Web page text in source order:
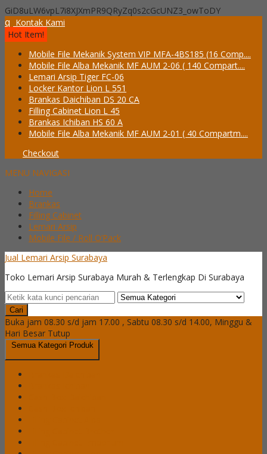
GiD8uLW6vpL7i8XJXmPR9QRyZq0s2cGcUNZ3_owToDY
q Kontak Kami
Hot Item!
Mobile File Mekanik System VIP MFA-4BS185 (16 Comp....
Mobile File Alba Mekanik MF AUM 2-06 ( 140 Compart....
Lemari Arsip Tiger FC-06
Locker Kantor Lion L 551
Brankas Daichiban DS 20 CA
Filling Cabinet Lion L 45
Brankas Ichiban HS 60 A
Mobile File Alba Mekanik MF AUM 2-01 ( 40 Compartm....
Checkout
MENU NAVIGASI
Home
Brankas
Filling Cabinet
Lemari Arsip
Mobile File / Roll O’Pack
Jual Lemari Arsip Surabaya
Toko Lemari Arsip Surabaya Murah & Terlengkap Di Surabaya
Cari
Buka jam 08.30 s/d jam 17.00 , Sabtu 08.30 s/d 14.00, Minggu &
Hari Besar Tutup
Semua Kategori Produk